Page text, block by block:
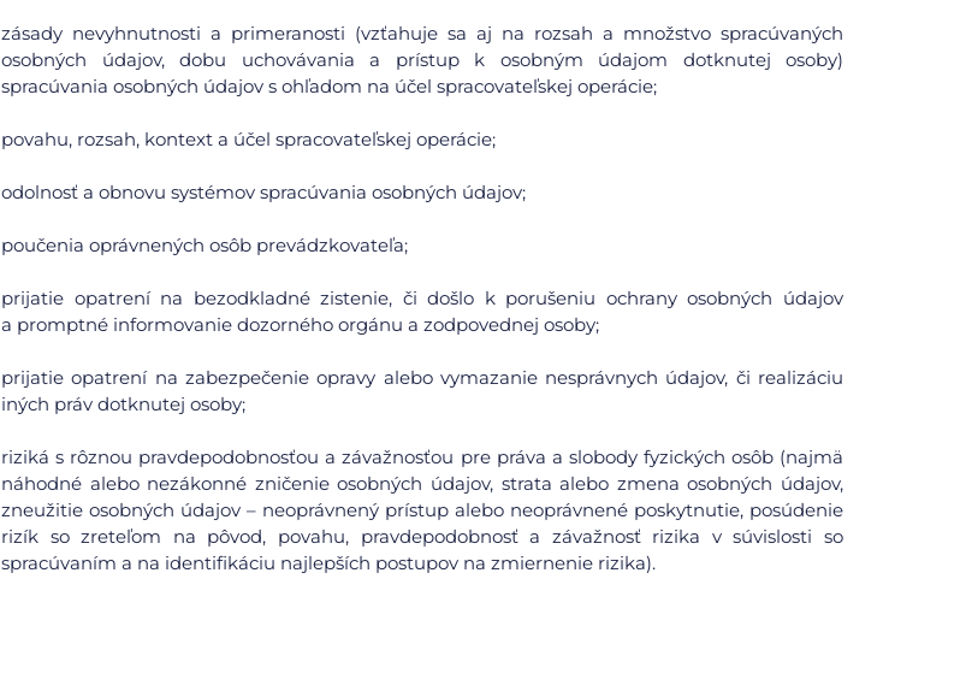
zásady nevyhnutnosti a primeranosti (vzťahuje sa aj na rozsah a množstvo spracúvaných
osobných údajov, dobu uchovávania a prístup k osobným údajom dotknutej osoby)
spracúvania osobných údajov s ohľadom na účel spracovateľskej operácie;
povahu, rozsah, kontext a účel spracovateľskej operácie;
odolnosť a obnovu systémov spracúvania osobných údajov;
poučenia oprávnených osôb prevádzkovateľa;
prijatie opatrení na bezodkladné zistenie, či došlo k porušeniu ochrany osobných údajov
a promptné informovanie dozorného orgánu a zodpovednej osoby;
prijatie opatrení na zabezpečenie opravy alebo vymazanie nesprávnych údajov, či realizáciu
iných práv dotknutej osoby;
riziká s rôznou pravdepodobnosťou a závažnosťou pre práva a slobody fyzických osôb (najmä
náhodné alebo nezákonné zničenie osobných údajov, strata alebo zmena osobných údajov,
zneužitie osobných údajov – neoprávnený prístup alebo neoprávnené poskytnutie, posúdenie
rizík so zreteľom na pôvod, povahu, pravdepodobnosť a závažnosť rizika v súvislosti so
spracúvaním a na identifikáciu najlepších postupov na zmiernenie rizika).